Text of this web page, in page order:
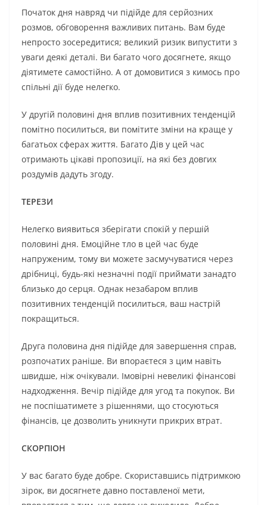
Початок дня навряд чи підійде для серйозних
розмов, обговорення важливих питань. Вам буде
непросто зосередитися; великий ризик випустити з
уваги деякі деталі. Ви багато чого досягнете, якщо
діятимете самостійно. А от домовитися з кимось про
спільні дії буде нелегко.
У другій половині дня вплив позитивних тенденцій
помітно посилиться, ви помітите зміни на краще у
багатьох сферах життя. Багато Дів у цей час
отримають цікаві пропозиції, на які без довгих
роздумів дадуть згоду.
ТЕРЕЗИ
Нелегко виявиться зберігати спокій у першій
половині дня. Емоційне тло в цей час буде
напруженим, тому ви можете засмучуватися через
дрібниці, будь-які незначні події приймати занадто
близько до серця. Однак незабаром вплив
позитивних тенденцій посилиться, ваш настрій
покращиться.
Друга половина дня підійде для завершення справ,
розпочатих раніше. Ви впораєтеся з цим навіть
швидше, ніж очікували. Імовірні невеликі фінансові
надходження. Вечір підійде для угод та покупок. Ви
не поспішатимете з рішеннями, що стосуються
фінансів, це дозволить уникнути прикрих втрат.
СКОРПІОН
У вас багато буде добре. Скориставшись підтримкою
зірок, ви досягнете давно поставленої мети,